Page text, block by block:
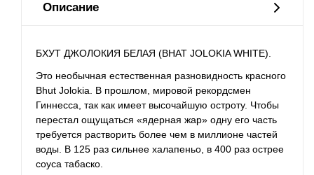
Описание
БХУТ ДЖОЛОКИЯ БЕЛАЯ (BHAT JOLOKIA WHITE).
Это необычная естественная разновидность красного
Bhut Jolokia. В прошлом, мировой рекордсмен
Гиннесса, так как имеет высочайшую остроту. Чтобы
перестал ощущаться «ядерная жар» одну его часть
требуется растворить более чем в миллионе частей
воды. В 125 раз сильнее халапеньо , в 400 раз острее
соуса табаско.